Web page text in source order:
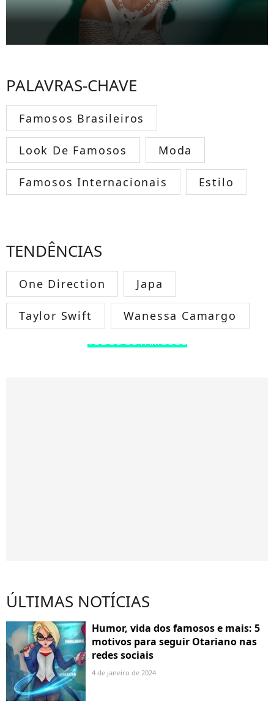
PALAVRAS-CHAVE
Famosos Brasileiros
Look De Famosos Moda
Famosos Internacionais Estilo
TENDÊNCIAS
One Direction Japa
Taylor Swift Wanessa Camargo
TODOS OS FAMOSOS
ÚLTIMAS NOTÍCIAS
Humor, vida dos famosos e mais: 5
motivos para seguir Otariano nas
redes sociais
4 de janeiro de 2024